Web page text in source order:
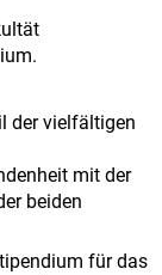
der vielfältigen
mit der
beiden
für das